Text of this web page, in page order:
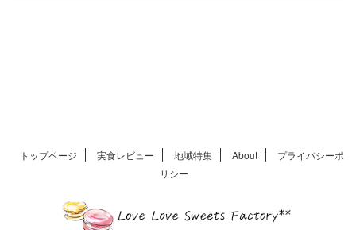
トップページ 実食レビュー 地域特集 About
プライバシーポ
リシー